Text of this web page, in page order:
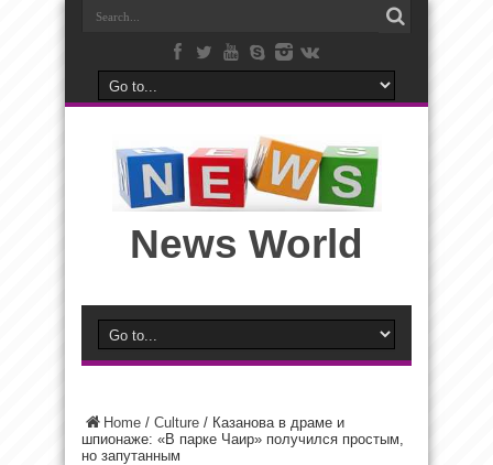
News World
Home / Culture / Казанова в драме и
шпионаже: «В парке Чаир» получился простым,
но запутанным